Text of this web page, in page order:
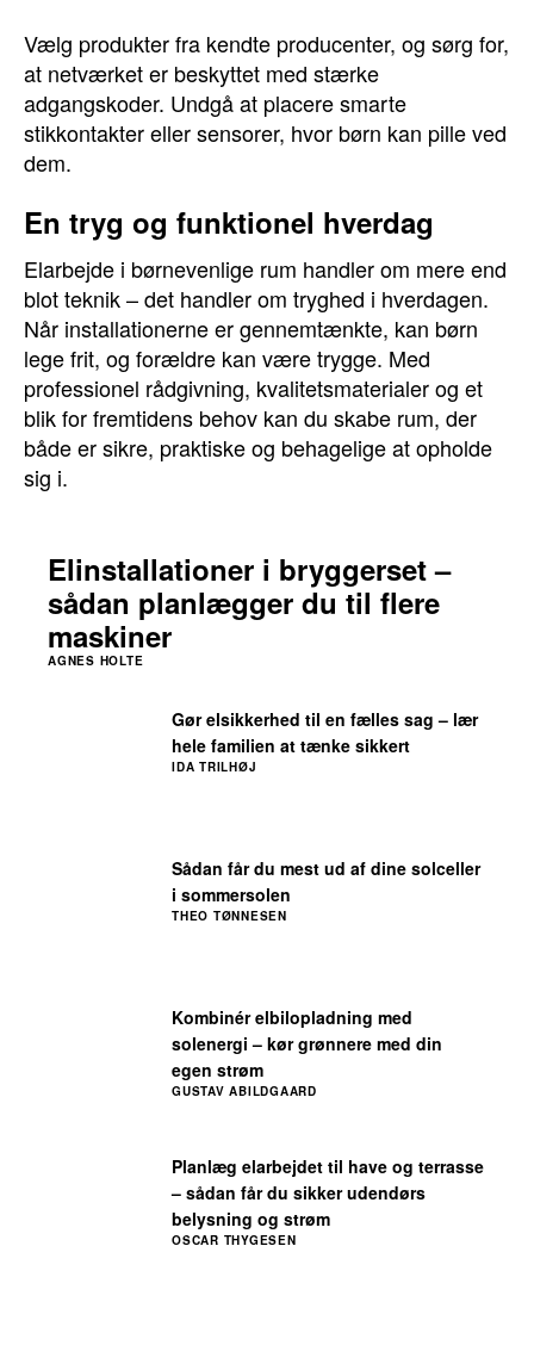
Vælg produkter fra kendte producenter, og sørg for,
at netværket er beskyttet med stærke
adgangskoder. Undgå at placere smarte
stikkontakter eller sensorer, hvor børn kan pille ved
dem.
En tryg og funktionel hverdag
Elarbejde i børnevenlige rum handler om mere end
blot teknik – det handler om tryghed i hverdagen.
Når installationerne er gennemtænkte, kan børn
lege frit, og forældre kan være trygge. Med
professionel rådgivning, kvalitetsmaterialer og et
blik for fremtidens behov kan du skabe rum, der
både er sikre, praktiske og behagelige at opholde
sig i.
Planlæg elarbejdet til have og terrasse
– sådan får du sikker udendørs
belysning og strøm
OSCAR THYGESEN
Kombinér elbilopladning med
solenergi – kør grønnere med din
egen strøm
GUSTAV ABILDGAARD
Sådan får du mest ud af dine solceller
i sommersolen
THEO TØNNESEN
Gør elsikkerhed til en fælles sag – lær
hele familien at tænke sikkert
IDA TRILHØJ
Elinstallationer i bryggerset –
sådan planlægger du til flere
maskiner
AGNES HOLTE